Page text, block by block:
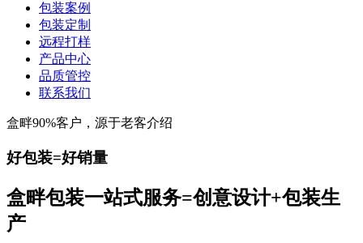
包装案例
包装定制
远程打样
产品中心
品质管控
联系我们
盒畔90%客户，源于老客介绍
好包装=好销量
盒畔包装一站式服务=创意设计+包装生
产